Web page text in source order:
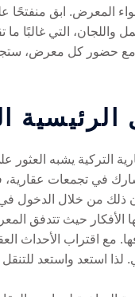
التي غالبًا
مع حضور كل معرض،
التركية يشبه
في تجمعات عقارية،
ذلك من خلال الدخول
الأفكار حيث
لذا استعد واستعد